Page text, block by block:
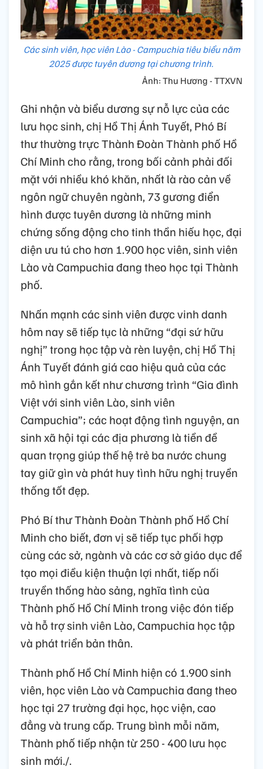
Các sinh viên, học viên Lào - Campuchia tiêu biểu năm
2025 được tuyên dương tại chương trình.
Ảnh: Thu Hương - TTXVN
Ghi nhận và biểu dương sự nỗ lực của các
lưu học sinh, chị Hồ Thị Ánh Tuyết, Phó Bí
thư thường trực Thành Đoàn Thành phố Hồ
Chí Minh cho rằng, trong bối cảnh phải đối
mặt với nhiều khó khăn, nhất là rào cản về
ngôn ngữ chuyên ngành, 73 gương điển
hình được tuyên dương là những minh
chứng sống động cho tinh thần hiếu học, đại
diện ưu tú cho hơn 1.900 học viên, sinh viên
Lào và Campuchia đang theo học tại Thành
phố.
Nhấn mạnh các sinh viên được vinh danh
hôm nay sẽ tiếp tục là những “đại sứ hữu
nghị” trong học tập và rèn luyện, chị Hồ Thị
Ánh Tuyết đánh giá cao hiệu quả của các
mô hình gắn kết như chương trình “Gia đình
Việt với sinh viên Lào, sinh viên
Campuchia”; các hoạt động tình nguyện, an
sinh xã hội tại các địa phương là tiền đề
quan trọng giúp thế hệ trẻ ba nước chung
tay giữ gìn và phát huy tình hữu nghị truyền
thống tốt đẹp.
Phó Bí thư Thành Đoàn Thành phố Hồ Chí
Minh cho biết, đơn vị sẽ tiếp tục phối hợp
cùng các sở, ngành và các cơ sở giáo dục để
tạo mọi điều kiện thuận lợi nhất, tiếp nối
truyền thống hào sảng, nghĩa tình của
Thành phố Hồ Chí Minh trong việc đón tiếp
và hỗ trợ sinh viên Lào, Campuchia học tập
và phát triển bản thân.
Thành phố Hồ Chí Minh hiện có 1.900 sinh
viên, học viên Lào và Campuchia đang theo
học tại 27 trường đại học, học viện, cao
đẳng và trung cấp. Trung bình mỗi năm,
Thành phố tiếp nhận từ 250 - 400 lưu học
sinh mới./.